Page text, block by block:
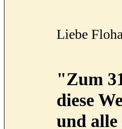
Liebe
"Zum
diese
und